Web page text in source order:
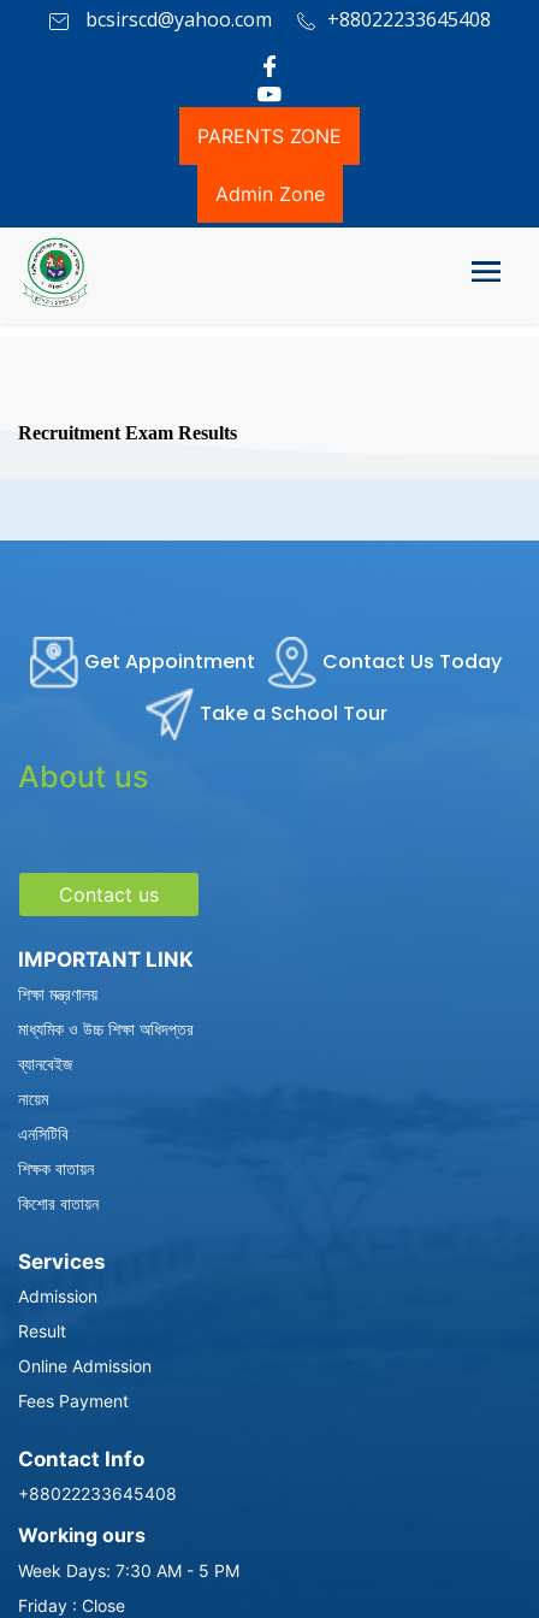
bcsirscd@yahoo.com +88022233645408
PARENTS ZONE
Admin Zone
Recruitment Exam Results
Get Appointment
Contact Us Today
Take a School Tour
About us
Contact us
IMPORTANT LINK
শিক্ষা মন্ত্রণালয়
মাধ্যমিক ও উচ্চ শিক্ষা অধিদপ্তর
ব্যানবেইজ
নায়েম
এনসিটিবি
শিক্ষক বাতায়ন
কিশোর বাতায়ন
Services
Admission
Result
Online Admission
Fees Payment
Contact Info
+88022233645408
Working ours
Week Days: 7:30 AM - 5 PM
Friday : Close